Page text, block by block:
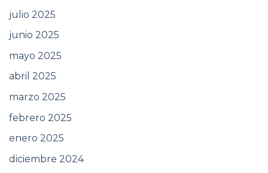
julio 2025
junio 2025
mayo 2025
abril 2025
marzo 2025
febrero 2025
enero 2025
diciembre 2024